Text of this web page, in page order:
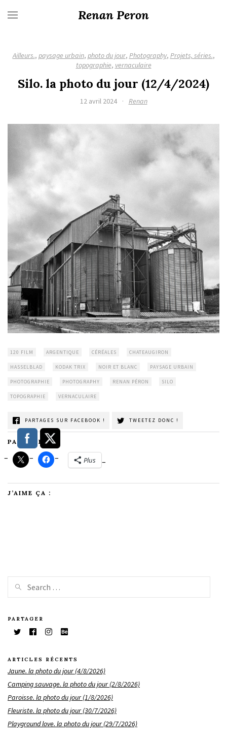
Renan Peron
Ailleurs., paysage urbain, photo du jour, Photography, Projets, séries.,
topographie, vernaculaire
Silo. la photo du jour (12/4/2024)
12 avril 2024 · Renan
120 FILM ARGENTIQUE CÉRÉALES CHATEAUGIRON
HASSELBLAD KODAK TRIX NOIR ET BLANC PAYSAGE URBAIN
PHOTOGRAPHIE PHOTOGRAPHY RENAN PÉRON SILO
TOPOGRAPHIE VERNACULAIRE
PARTAGES SUR FACEBOOK ! TWEETEZ DONC !
PARTAGER :
Plus
J’AIME ÇA :
PARTAGER
ARTICLES RÉCENTS
Jaune. la photo du jour (4/8/2026)
Camping sauvage. la photo du jour (2/8/2026)
Paroisse. la photo du jour (1/8/2026)
Fleuriste. la photo du jour (30/7/2026)
Playground love. la photo du jour (29/7/2026)